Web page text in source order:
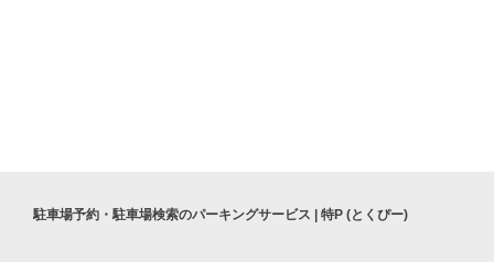
駐車場予約・駐車場検索のパーキングサービス | 特P (とくぴー)